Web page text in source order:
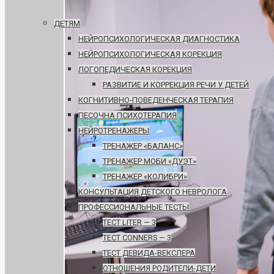
ДЕТЯМ
НЕЙРОПСИХОЛОГИЧЕСКАЯ ДИАГНОСТИКА
НЕЙРОПСИХОЛОГИЧЕСКАЯ КОРЕКЦИЯ
ЛОГОПЕДИЧЕСКАЯ КОРЕКЦИЯ
РАЗВИТИЕ И КОРРЕКЦИЯ РЕЧИ У ДЕТЕЙ
КОГНИТИВНО-ПОВЕДЕНЧЕСКАЯ ТЕРАПИЯ
ПЕСОЧНА ПСИХОТЕРАПИЯ
НЕЙРОТРЕНАЖЕРЫ
ТРЕНАЖЕР «БАЛАНС»
ТРЕНАЖЕР МОБИ «ДУЭТ»
ТРЕНАЖЕР «КОЛИБРИ»
КОНСУЛЬТАЦИЯ ДЕТСКОГО НЕВРОЛОГА
ПРОФЕССИОНАЛЬНЫЕ ТЕСТЫ
ТЕСТ LITER — 3
ТЕСТ CONNERS — 3
ТЕСТ ДЕВИДА-ВЕКСЛЕРА
ОТНОШЕНИЯ РОДИТЕЛИ-ДЕТИ